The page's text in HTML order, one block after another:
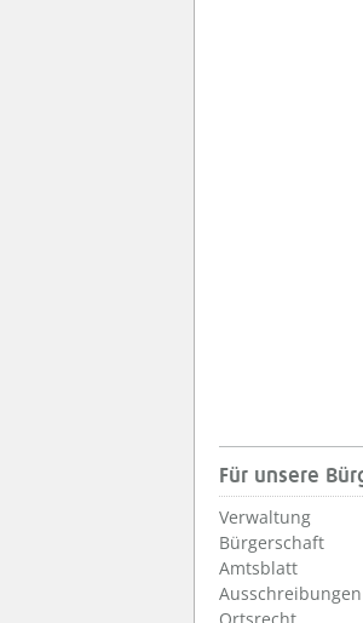
Für unsere
Verwaltung
Bürgerschaft
Amtsblatt
Ausschreibungen